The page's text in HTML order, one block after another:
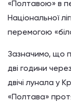
«Полтавою» в
Національної
перемогою
Зазначимо, що
дві години
двічі лунала у
«Полтава»